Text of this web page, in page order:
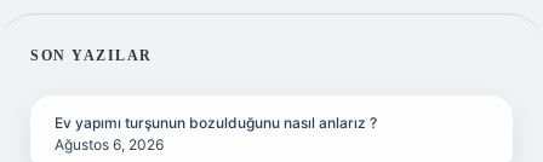
SIDEBAR
SON YAZILAR
Ev yapımı turşunun bozulduğunu nasıl anlarız ?
Ağustos 6, 2026